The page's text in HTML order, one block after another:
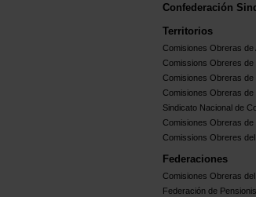
Confederación
Territorios
Comisiones Obreras de
Comissions Obreres de
Comisiones Obreras de
Comisiones Obreras de
Sindicato Nacional de
Comisiones Obreras de
Comissions Obreres
Federaciones
Comisiones Obreras
Federación de